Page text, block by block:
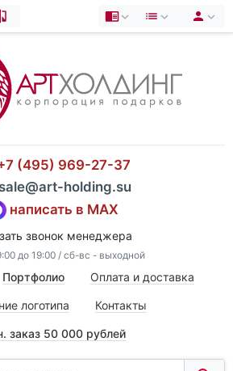
(495) 969-27-37
holding.su
написать в MAX
звонок менеджера
до 19:00 / сб-вс - выходной
Портфолио Оплата и доставка
логотипа Контакты
заказ 50 000 рублей